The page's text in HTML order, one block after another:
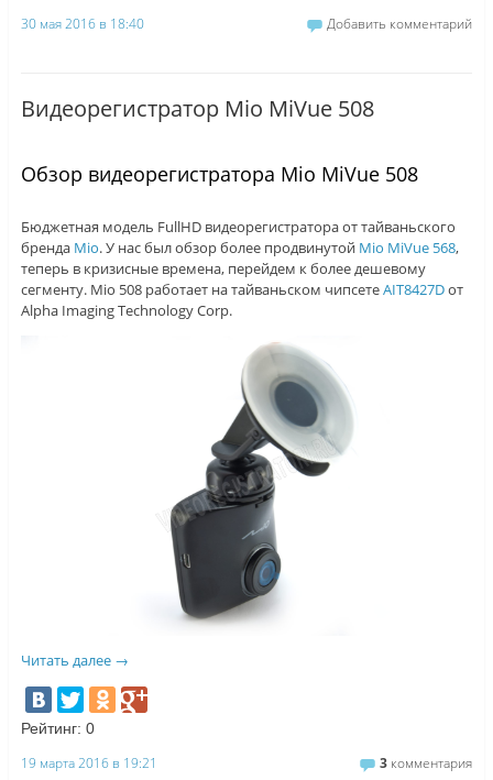
30 мая 2016 в 18:40 Добавить комментарий
Видеорегистратор Mio MiVue 508
Обзор видеорегистратора Mio MiVue 508
Бюджетная модель FullHD видеорегистратора от тайваньского
бренда Mio. У нас был обзор более продвинутой Mio MiVue 568,
теперь в кризисные времена, перейдем к более дешевому
сегменту. Mio 508 работает на тайваньском чипсетеAIT8427Dот
Alpha Imaging Technology Corp.
Читать далее →
Рейтинг: 0
19 марта 2016 в 19:21 3 комментария